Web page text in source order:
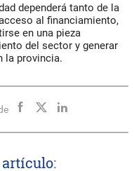
dependerá tanto de la
al financiamiento,
en una pieza
del sector y generar
la provincia.